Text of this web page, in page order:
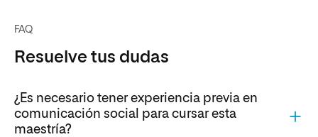
FAQ
Resuelve tus dudas
¿Es necesario tener experiencia previa en
comunicación social para cursar esta
maestría?